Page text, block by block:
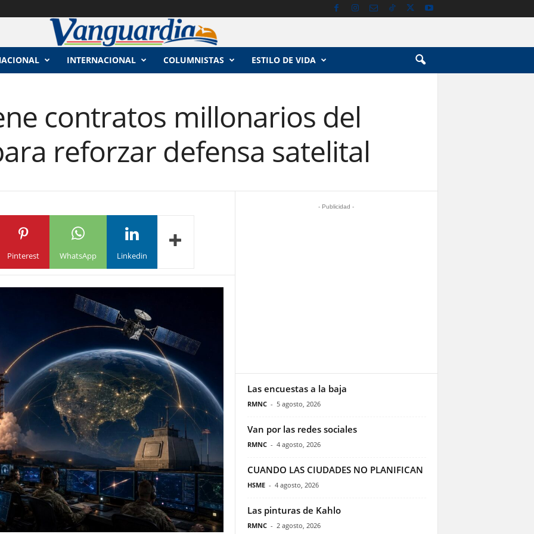
INTERNACIONAL COLUMNISTAS ESTILO DE VIDA
contratos millonarios del
reforzar defensa satelital
Pinterest WhatsApp Linkedin
- Publicidad -
Las encuestas a la baja
RMNC - 5 agosto, 2026
Van por las redes sociales
RMNC - 4 agosto, 2026
CUANDO LAS CIUDADES NO PLANIFICAN
HSME - 4 agosto, 2026
Las pinturas de Kahlo
RMNC - 2 agosto, 2026